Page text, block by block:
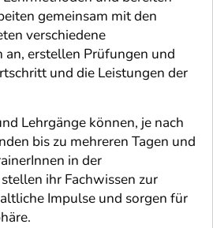
gemeinsam mit den
verschiedene
erstellen Prüfungen und
und die Leistungen der
Lehrgänge können, je nach
bis zu mehreren Tagen und
in der
ihr Fachwissen zur
Impulse und sorgen für